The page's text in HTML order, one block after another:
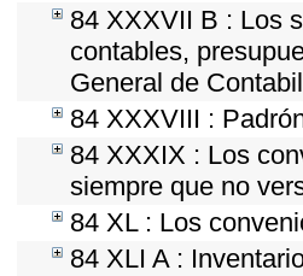
84 XXXVII B : Los
contables,
General de
84 XXXVIII :
84 XXXIX : Los
siempre que no
84 XL : Los
84 XLI A :